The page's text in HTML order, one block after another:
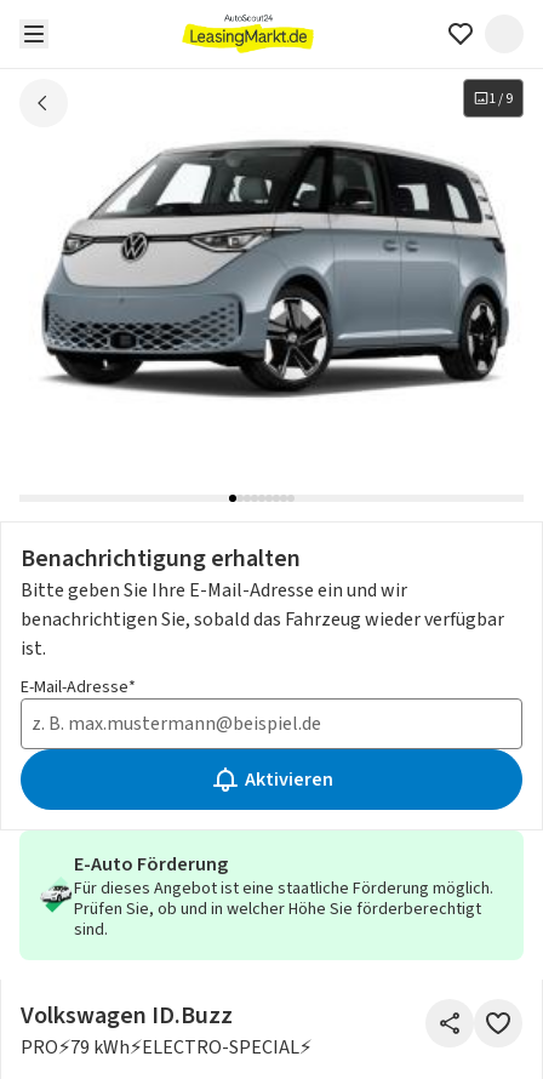
1/9
Benachrichtigung erhalten
Bitte geben Sie Ihre E-Mail-Adresse ein und wir
benachrichtigen Sie, sobald das Fahrzeug wieder verfügbar
ist.
E-Mail-Adresse*
Aktivieren
E-Auto Förderung
Für dieses Angebot ist eine staatliche Förderung möglich.
Prüfen Sie, ob und in welcher Höhe Sie förderberechtigt
sind.
Volkswagen ID.Buzz
PRO⚡79 kWh⚡ELECTRO-SPECIAL⚡